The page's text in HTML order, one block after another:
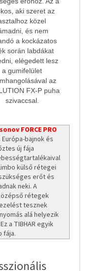
aki szeret az
közel
és nem
a kockázatos
során labdákat
elégedett lesz
a gumifelület
az
FX-P puha
szivaccsal.
FORCE PRO
bajnok és
új fája
külső rétegei
erőt és
neki. A
rétegek
tesznek
alá helyezik
a TIBHAR egyik
fája.